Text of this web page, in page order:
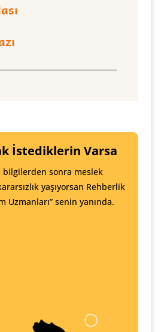
İstediklerin Varsa
bilgilerden sonra meslek
yaşıyorsan Rehberlik
Uzmanları” senin yanında.